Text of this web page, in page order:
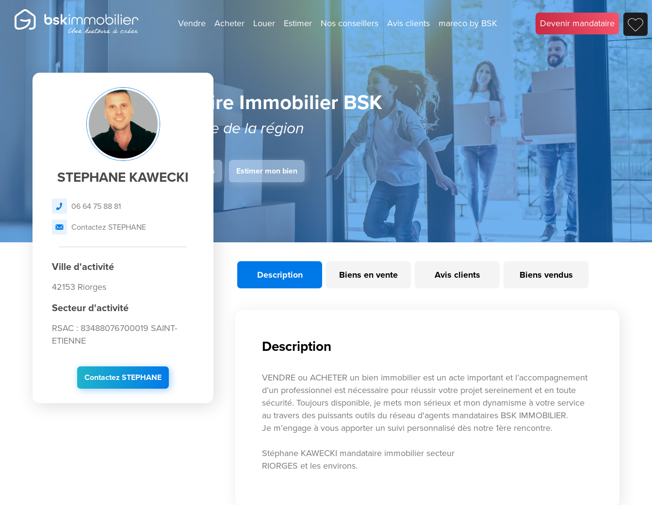
Vendre Acheter Louer Estimer Nos conseillers Avis clients mareco by BSK Devenir mandataire
Agent Mandataire Immobilier BSK
Spécialiste de la région
Je dépose un avis Estimer mon bien
STEPHANE KAWECKI
06 64 75 88 81
Contactez STEPHANE
Ville d'activité
42153 Riorges
Secteur d'activité
RSAC : 83488076700019 SAINT-
ETIENNE
Contactez STEPHANE
Description Biens en vente Avis clients Biens vendus
Description
VENDRE ou ACHETER un bien immobilier est un acte important et l’accompagnement
d’un professionnel est nécessaire pour réussir votre projet sereinement et en toute
sécurité. Toujours disponible, je mets mon sérieux et mon dynamisme à votre service
au travers des puissants outils du réseau d'agents mandataires BSK IMMOBILIER.
Je m’engage à vous apporter un suivi personnalisé dès notre 1ère rencontre.
Stéphane KAWECKI mandataire immobilier secteur
RIORGES et les environs.